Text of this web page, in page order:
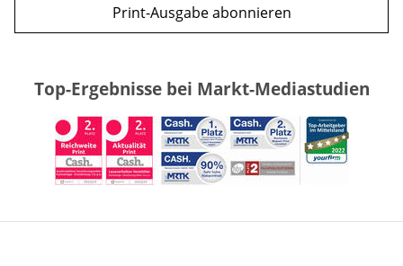
Print-Ausgabe abonnieren
Top-Ergebnisse bei Markt-Mediastudien